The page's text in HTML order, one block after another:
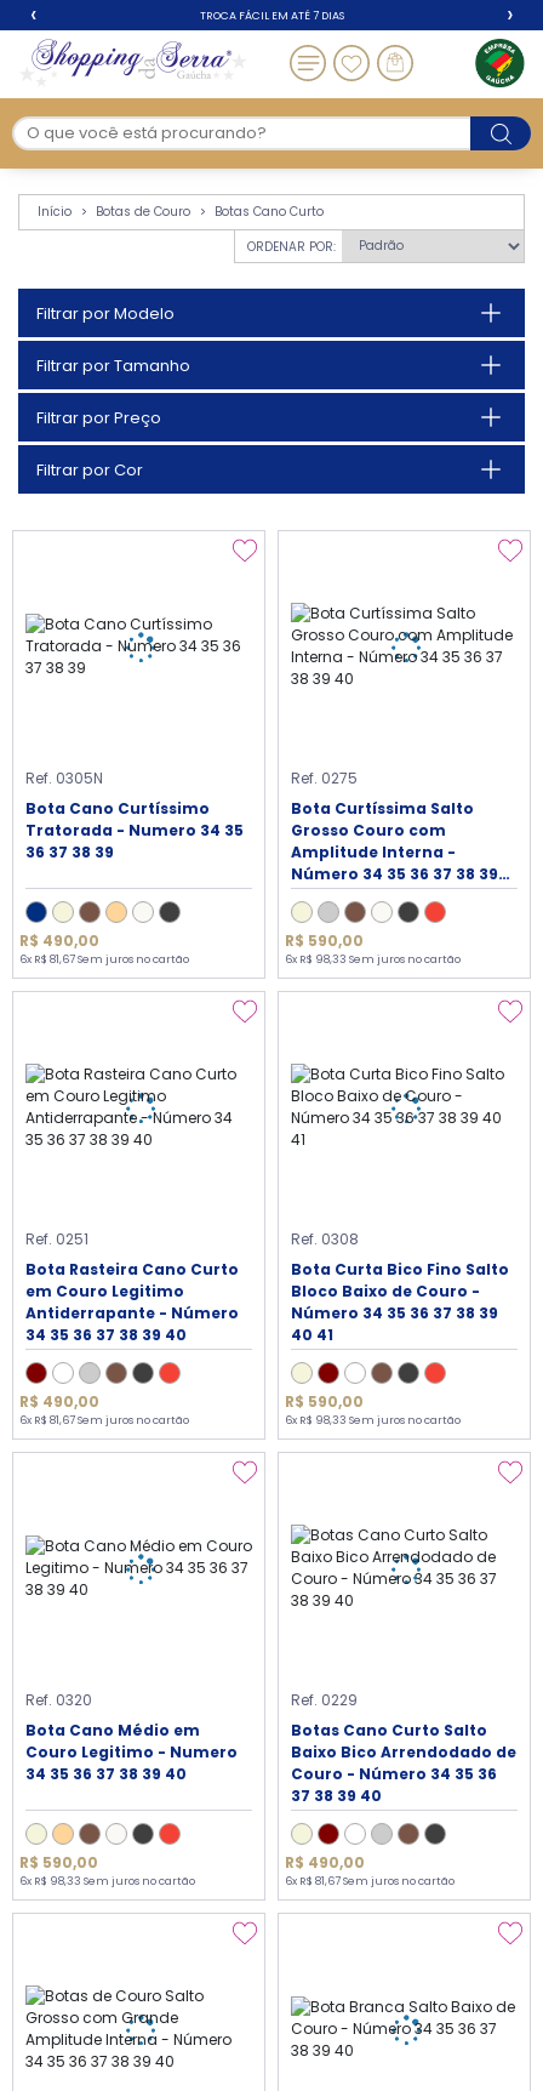
Botas Cano Curto -
TROCA FÁCIL EM ATÉ 7 DIAS
‹ ›
Início Botas de Couro
Botas Cano Curto
ORDENAR POR:
Filtrar por Modelo
Filtrar por Tamanho
Filtrar por Preço
Filtrar por Cor
Ref. 0305N
Bota Cano Curtíssimo
Tratorada - Numero 34 35
36 37 38 39
R$ 490,00
6x R$ 81,67 Sem juros no cartão
Ref. 0275
Bota Curtíssima Salto
Grosso Couro com
Amplitude Interna -
Número 34 35 36 37 38 39
40
R$ 590,00
6x R$ 98,33 Sem juros no cartão
Ref. 0251
Bota Rasteira Cano Curto
em Couro Legitimo
Antiderrapante - Número
34 35 36 37 38 39 40
R$ 490,00
6x R$ 81,67 Sem juros no cartão
Ref. 0308
Bota Curta Bico Fino Salto
Bloco Baixo de Couro -
Número 34 35 36 37 38 39
40 41
R$ 590,00
6x R$ 98,33 Sem juros no cartão
Ref. 0320
Bota Cano Médio em
Couro Legitimo - Numero
34 35 36 37 38 39 40
R$ 590,00
6x R$ 98,33 Sem juros no cartão
Ref. 0229
Botas Cano Curto Salto
Baixo Bico Arrendodado de
Couro - Número 34 35 36
37 38 39 40
R$ 490,00
6x R$ 81,67 Sem juros no cartão